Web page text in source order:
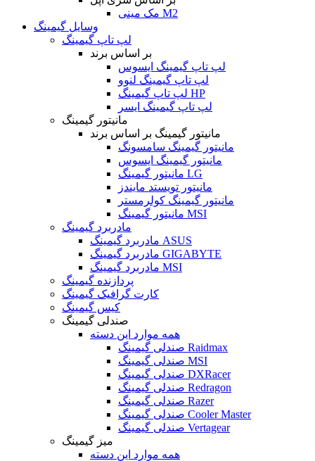
مک مینی M2
وسایل گیمینگ
لپ تاپ گیمینگ
بر اساس برند
لپ تاپ گیمینگ ایسوس
لپ تاپ گیمینگ لنوو
لپ تاپ گیمینگ HP
لپ تاپ گیمینگ ایسر
مانیتور گیمینگ
مانیتور گیمینگ بر اساس برند
مانیتور گیمینگ سامسونگ
مانیتور گیمینگ ایسوس
مانیتور گیمینگ LG
مانیتور تویستد مایندز
مانیتور گیمینگ کولرمستر
مانیتور گیمینگ MSI
مادربرد گیمینگ
مادربرد گیمینگ ASUS
مادربرد گیمینگ GIGABYTE
مادربرد گیمینگ MSI
پردازنده گیمینگ
کارت گرافیک گیمینگ
کیس گیمینگ
صندلی گیمینگ
همه موارد این دسته
صندلی گیمینگ Raidmax
صندلی گیمینگ MSI
صندلی گیمینگ DXRacer
صندلی گیمینگ Redragon
صندلی گیمینگ Razer
صندلی گیمینگ Cooler Master
صندلی گیمینگ Vertagear
میز گیمینگ
همه موارد این دسته